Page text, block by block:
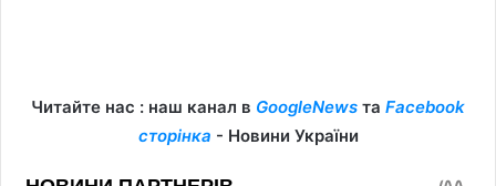
Читайте нас : наш канал в GoogleNews та Facebook
сторінка - Новини України